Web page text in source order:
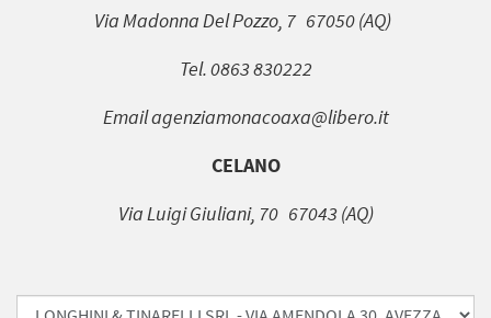
Via Madonna Del Pozzo, 7 67050 (AQ)
Tel. 0863 830222
Email agenziamonacoaxa@libero.it
CELANO
Via Luigi Giuliani, 70 67043 (AQ)